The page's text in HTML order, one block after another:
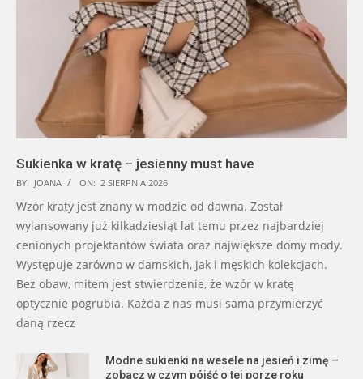
Sukienka w kratę – jesienny must have
BY: JOANA ON: 2 SIERPNIA 2026
Wzór kraty jest znany w modzie od dawna. Został
wylansowany już kilkadziesiąt lat temu przez najbardziej
cenionych projektantów świata oraz największe domy mody.
Występuje zarówno w damskich, jak i męskich kolekcjach.
Bez obaw, mitem jest stwierdzenie, że wzór w kratę
optycznie pogrubia. Każda z nas musi sama przymierzyć
daną rzecz
Modne sukienki na wesele na jesień i zimę –
zobacz w czym pójść o tej porze roku